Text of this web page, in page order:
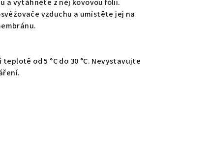
a vytáhněte z něj kovovou fólii.
vzduchu a umístěte jej na
od 5 °C do 30 °C. Nevystavujte